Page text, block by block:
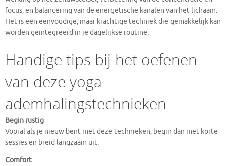
focus, en balancering van de energetische kanalen van het lichaam.
Het is een eenvoudige, maar krachtige techniek die gemakkelijk kan
worden geïntegreerd in je dagelijkse routine.
Handige tips bij het oefenen
van deze yoga
ademhalingstechnieken
Begin rustig
Vooral als je nieuw bent met deze technieken, begin dan met korte
sessies en breid langzaam uit.
Comfort